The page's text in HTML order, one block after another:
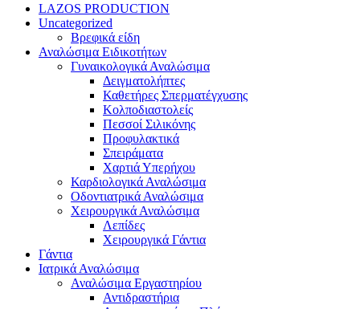
LAZOS PRODUCTION
Uncategorized
Βρεφικά είδη
Αναλώσιμα Ειδικοτήτων
Γυναικολογικά Αναλώσιμα
Δειγματολήπτες
Καθετήρες Σπερματέγχυσης
Κολποδιαστολείς
Πεσσοί Σιλικόνης
Προφυλακτικά
Σπειράματα
Χαρτιά Υπερήχου
Καρδιολογικά Αναλώσιμα
Οδοντιατρικά Αναλώσιμα
Χειρουργικά Αναλώσιμα
Λεπίδες
Χειρουργικά Γάντια
Γάντια
Ιατρικά Αναλώσιμα
Αναλώσιμα Εργαστηρίου
Αντιδραστήρια